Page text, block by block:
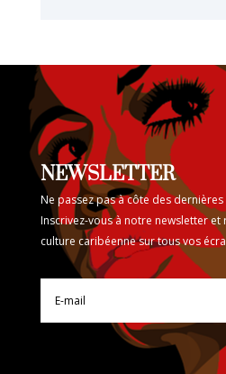
NEWSLETTER
Ne passez pas à côte des
Inscrivez-vous à notre newsletter
culture caribéenne sur tous vos